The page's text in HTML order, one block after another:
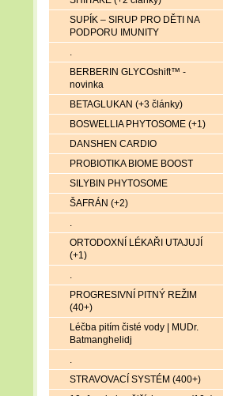
SUPÍK – SIRUP PRO DĚTI NA
PODPORU IMUNITY
.
BERBERIN GLYCOshift™ -
novinka
BETAGLUKAN (+3 články)
BOSWELLIA PHYTOSOME (+1)
DANSHEN CARDIO
PROBIOTIKA BIOME BOOST
SILYBIN PHYTOSOME
ŠAFRÁN (+2)
.
ORTODOXNÍ LÉKAŘI UTAJUJÍ
(+1)
.
PROGRESIVNÍ PITNÝ REŽIM
(40+)
Léčba pitím čisté vody | MUDr.
Batmanghelidj
.
STRAVOVACÍ SYSTÉM (400+)